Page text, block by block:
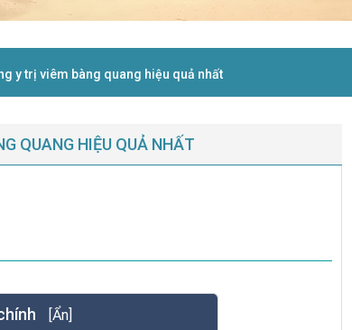
y trị viêm bàng quang hiệu quả nhất
QUANG HIỆU QUẢ NHẤT
[Ẩn]